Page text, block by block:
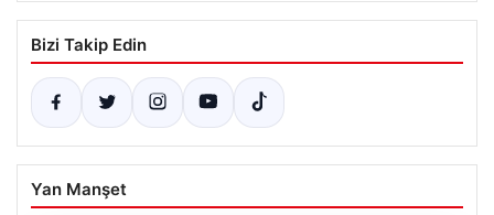
Bizi Takip Edin
Yan Manşet